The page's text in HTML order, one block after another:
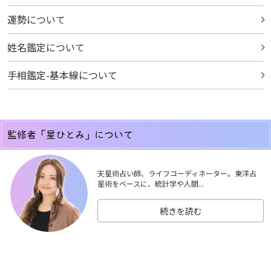
運勢について
姓名鑑定について
手相鑑定-基本線について
監修者「星ひとみ」について
天星術占い師、ライフコーディネーター。東洋占
星術をベースに、統計学や人間...
続きを読む